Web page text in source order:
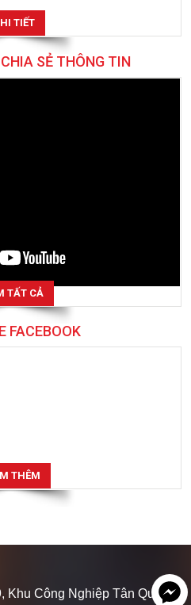
TIẾT
SẺ THÔNG TIN
TẤT CẢ
FACEBOOK
THÊM
Khu Công Nghiệp Tân Quang,